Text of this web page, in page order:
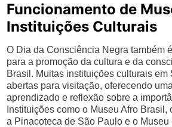
Funcionamento de
Instituições Culturais
O Dia da Consciência Negra também
para a promoção da cultura e da
Brasil. Muitas instituições culturais em
abertas para visitação, oferecendo
aprendizado e reflexão sobre a
Instituições como o Museu Afro Brasil,
a Pinacoteca de São Paulo e o Museu